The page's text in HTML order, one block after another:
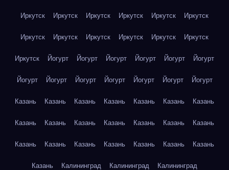
Иркутск Иркутск Иркутск Иркутск Иркутск Иркутск
Иркутск Иркутск Иркутск Иркутск Иркутск Иркутск
Иркутск Йогурт Йогурт Йогурт Йогурт Йогурт Йогурт
Йогурт Йогурт Йогурт Йогурт Йогурт Йогурт Йогурт
Казань Казань Казань Казань Казань Казань Казань
Казань Казань Казань Казань Казань Казань Казань
Казань Казань Казань Казань Казань Казань Казань
Казань Калининград Калининград Калининград